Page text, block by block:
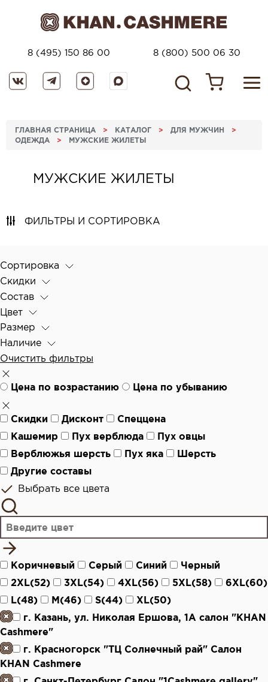
8 (495) 150 86 00 8 (800) 500 06 30
ГЛАВНАЯ СТРАНИЦА > КАТАЛОГ > ДЛЯ МУЖЧИН >
ОДЕЖДА > МУЖСКИЕ ЖИЛЕТЫ
МУЖСКИЕ ЖИЛЕТЫ
ФИЛЬТРЫ И СОРТИРОВКА
Сортировка
Скидки
Состав
Цвет
Размер
Наличие
Очистить фильтры
Цена по возрастанию Цена по убыванию
Скидки Дисконт
Спеццена
Кашемир
Пух верблюда
Пух овцы
Верблюжья шерсть
Пух яка
Шерсть
Другие составы
Выбрать все цвета
Коричневый Серый Синий
Черный
2XL(52)
3XL(54) 4XL(56) 5XL(58)
6XL(60)
L(48)
M(46) S(44)
XL(50)
г. Казань, ул. Николая Ершова, 1А салон "KHAN
Cashmere"
г. Красногорск "ТЦ Солнечный рай" Салон
KHAN Cashmere